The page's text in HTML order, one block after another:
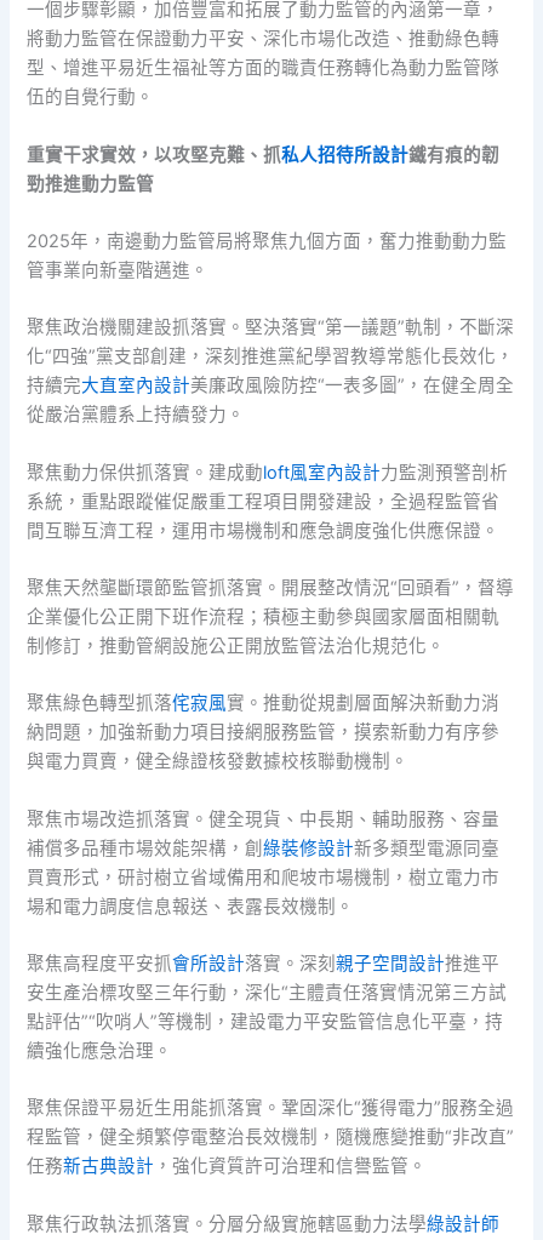
一個步驟彰顯，加倍豐富和拓展了動力監管的內涵第一章，
將動力監管在保證動力平安、深化市場化改造、推動綠色轉
型、增進平易近生福祉等方面的職責任務轉化為動力監管隊
伍的自覺行動。
重實干求實效，以攻堅克難、抓私人招待所設計鐵有痕的韌
勁推進動力監管
2025年，南邊動力監管局將聚焦九個方面，奮力推動動力監
管事業向新臺階邁進。
聚焦政治機關建設抓落實。堅決落實“第一議題”軌制，不斷深
化“四強”黨支部創建，深刻推進黨紀學習教導常態化長效化，
持續完大直室內設計美廉政風險防控“一表多圖”，在健全周全
從嚴治黨體系上持續發力。
聚焦動力保供抓落實。建成動loft風室內設計力監測預警剖析
系統，重點跟蹤催促嚴重工程項目開發建設，全過程監管省
間互聯互濟工程，運用市場機制和應急調度強化供應保證。
聚焦天然壟斷環節監管抓落實。開展整改情況“回頭看”，督導
企業優化公正開下班作流程；積極主動參與國家層面相關軌
制修訂，推動管網設施公正開放監管法治化規范化。
聚焦綠色轉型抓落侘寂風實。推動從規劃層面解決新動力消
納問題，加強新動力項目接網服務監管，摸索新動力有序參
與電力買賣，健全綠證核發數據校核聯動機制。
聚焦市場改造抓落實。健全現貨、中長期、輔助服務、容量
補償多品種市場效能架構，創綠裝修設計新多類型電源同臺
買賣形式，研討樹立省域備用和爬坡市場機制，樹立電力市
場和電力調度信息報送、表露長效機制。
聚焦高程度平安抓會所設計落實。深刻親子空間設計推進平
安生產治標攻堅三年行動，深化“主體責任落實情況第三方試
點評估”“吹哨人”等機制，建設電力平安監管信息化平臺，持
續強化應急治理。
聚焦保證平易近生用能抓落實。鞏固深化“獲得電力”服務全過
程監管，健全頻繁停電整治長效機制，隨機應變推動“非改直”
任務新古典設計 ，強化資質許可治理和信譽監管。
聚焦行政執法抓落實。分層分級實施轄區動力法學綠設計師